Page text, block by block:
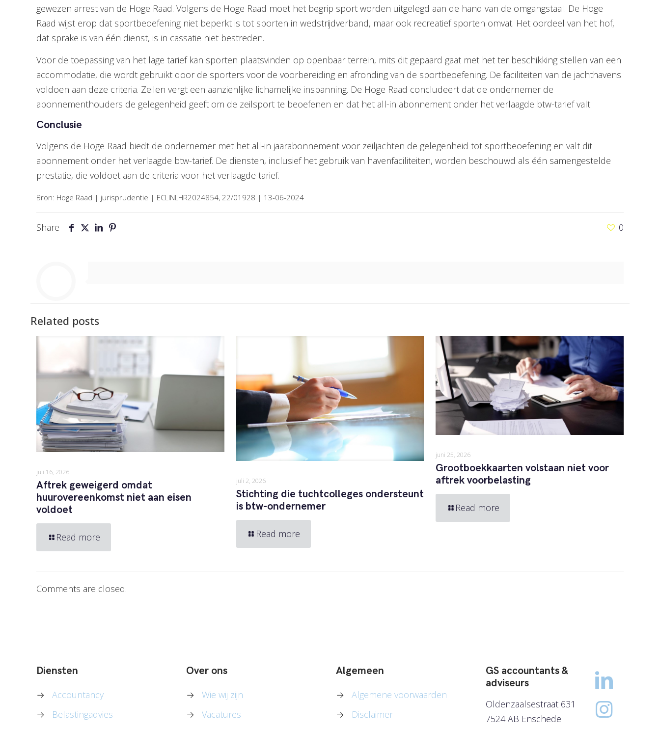
gewezen arrest van de Hoge Raad. Volgens de Hoge Raad moet het begrip sport worden uitgelegd aan de hand van de omgangstaal. De Hoge
Raad wijst erop dat sportbeoefening niet beperkt is tot sporten in wedstrijdverband, maar ook recreatief sporten omvat. Het oordeel van het hof,
dat sprake is van één dienst, is in cassatie niet bestreden.
Voor de toepassing van het lage tarief kan sporten plaatsvinden op openbaar terrein, mits dit gepaard gaat met het ter beschikking stellen van een
accommodatie, die wordt gebruikt door de sporters voor de voorbereiding en afronding van de sportbeoefening. De faciliteiten van de jachthavens
voldoen aan deze criteria. Zeilen vergt een aanzienlijke lichamelijke inspanning. De Hoge Raad concludeert dat de ondernemer de
abonnementhouders de gelegenheid geeft om de zeilsport te beoefenen en dat het all-in abonnement onder het verlaagde btw-tarief valt.
Conclusie
Volgens de Hoge Raad biedt de ondernemer met het all-in jaarabonnement voor zeiljachten de gelegenheid tot sportbeoefening en valt dit
abonnement onder het verlaagde btw-tarief. De diensten, inclusief het gebruik van havenfaciliteiten, worden beschouwd als één samengestelde
prestatie, die voldoet aan de criteria voor het verlaagde tarief.
Bron: Hoge Raad | jurisprudentie | ECLINLHR2024854, 22/01928 | 13-06-2024
Share 0
Related posts
juli 16, 2026
Aftrek geweigerd omdat
huurovereenkomst niet aan eisen
voldoet
Read more
juli 2, 2026
Stichting die tuchtcolleges ondersteunt
is btw-ondernemer
Read more
juni 25, 2026
Grootboekkaarten volstaan niet voor
aftrek voorbelasting
Read more
Comments are closed.
Diensten
→
Accountancy
→
Belastingadvies
Over ons
→
Wie wij zijn
→
Vacatures
Algemeen
→
Algemene voorwaarden
→
Disclaimer
GS accountants &
adviseurs
Oldenzaalsestraat 631
7524 AB Enschede